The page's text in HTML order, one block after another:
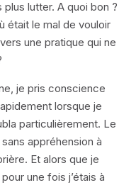
lutter. A quoi bon ?
était le mal de vouloir
une pratique qui ne
je pris conscience
lorsque je
particulièrement. Le
appréhension à
Et alors que je
une fois j’étais à